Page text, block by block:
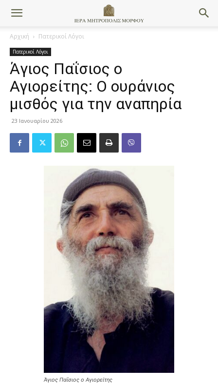
Αρχική Πατερικοί Λόγοι
Πατερικοί Λόγοι
Άγιος Παΐσιος ο
Αγιορείτης: Ο ουράνιος
μισθός για την αναπηρία
23 Ιανουαρίου 2026
Άγιος Παΐσιος ο Αγιορείτης